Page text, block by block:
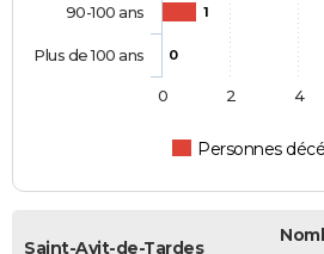
1
0
Personnes
90-100 ans
Plus de 100 ans
0 2 4
Saint-Avit-de-Tardes